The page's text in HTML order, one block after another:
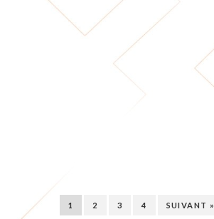
1 2 3 4 SUIVANT »